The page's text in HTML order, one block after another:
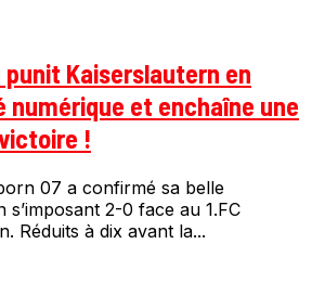
punit Kaiserslautern en
numérique et enchaîne une
!
07 a confirmé sa belle
s’imposant 2-0 face au 1.FC
Réduits à dix avant la...